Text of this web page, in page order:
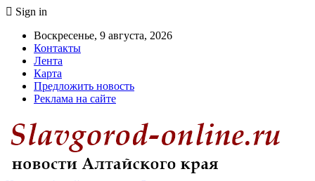
Sign in
Воскресенье, 9 августа, 2026
Контакты
Лента
Карта
Предложить новость
Реклама на сайте